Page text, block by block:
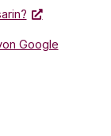
Google